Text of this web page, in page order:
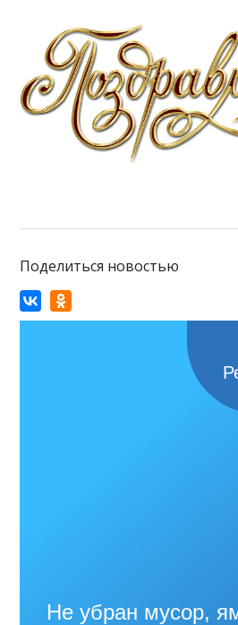
Поделиться новостью
Не убран мусор,